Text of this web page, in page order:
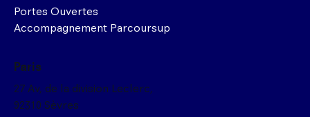
Portes Ouvertes
Accompagnement Parcoursup
Paris
27 Av, de la division Leclerc,
92310 Sèvres